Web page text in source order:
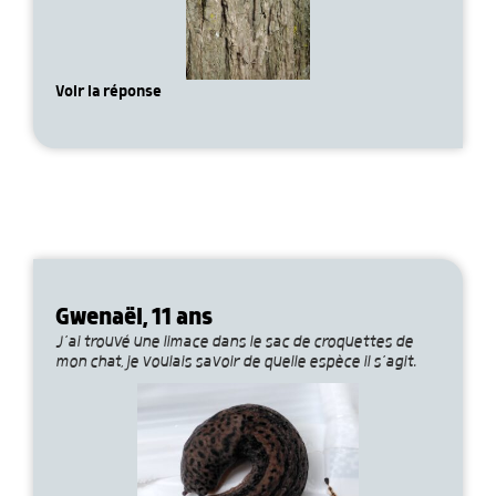
Voir la réponse
Gwenaël, 11 ans
J’ai trouvé une limace dans le sac de croquettes de
mon chat, je voulais savoir de quelle espèce il s’agit.